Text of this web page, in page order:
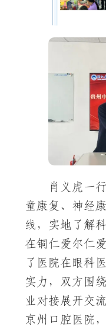
肖义虎一
童康复、神经
线，实地了解
在铜仁爱尔仁
了医院在眼科
实力，双方围
业对接展开交
京州口腔医院